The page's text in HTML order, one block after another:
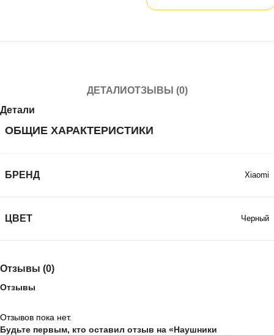
ДЕТАЛИОТЗЫВЫ (0)
Детали
ОБЩИЕ ХАРАКТЕРИСТИКИ
БРЕНД Xiaomi
ЦВЕТ Черный
Отзывы (0)
Отзывы
Отзывов пока нет.
Будьте первым, кто оставил отзыв на «Наушники